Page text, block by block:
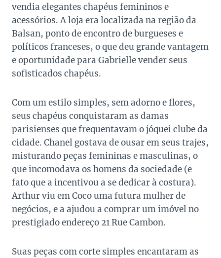
vendia elegantes chapéus femininos e
acessórios. A loja era localizada na região da
Balsan, ponto de encontro de burgueses e
políticos franceses, o que deu grande vantagem
e oportunidade para Gabrielle vender seus
sofisticados chapéus.
Com um estilo simples, sem adorno e flores,
seus chapéus conquistaram as damas
parisienses que frequentavam o jóquei clube da
cidade. Chanel gostava de ousar em seus trajes,
misturando peças femininas e masculinas, o
que incomodava os homens da sociedade (e
fato que a incentivou a se dedicar à costura).
Arthur viu em Coco uma futura mulher de
negócios, e a ajudou a comprar um imóvel no
prestigiado endereço 21 Rue Cambon.
Suas peças com corte simples encantaram as